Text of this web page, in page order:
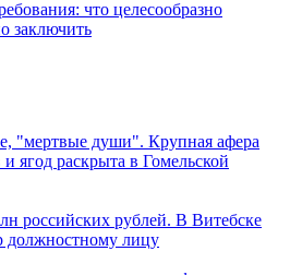
что целесообразно
заключить
"мертвые души". Крупная афера
ягод раскрыта в Гомельской
российских рублей. В Витебске
должностному лицу